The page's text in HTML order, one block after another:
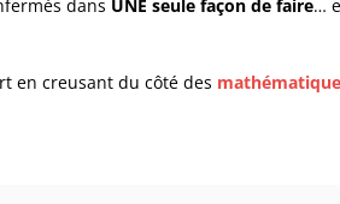
dans UNE seule façon de faire…
en creusant du côté des